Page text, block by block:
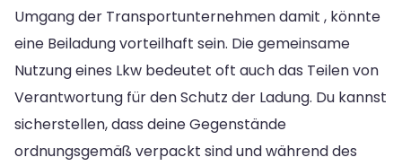
Umgang der Transportunternehmen damit , könnte
eine Beiladung vorteilhaft sein. Die gemeinsame
Nutzung eines Lkw bedeutet oft auch das Teilen von
Verantwortung für den Schutz der Ladung. Du kannst
sicherstellen, dass deine Gegenstände
ordnungsgemäß verpackt sind und während des